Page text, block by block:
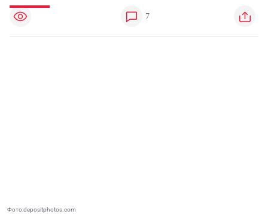
7
Фото:depositphotos.com